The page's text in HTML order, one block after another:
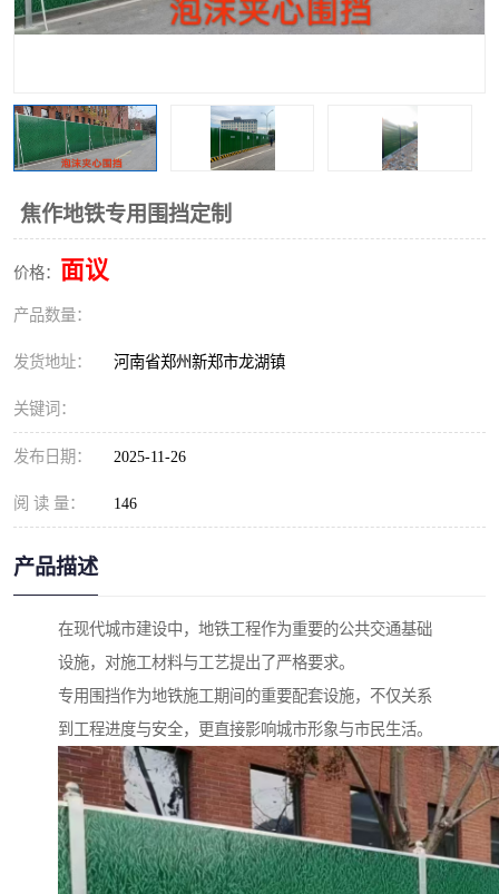
焦作地铁专用围挡定制
价格： 面议
产品数量：
发货地址： 河南省郑州新郑市龙湖镇
关键词：
发布日期： 2025-11-26
阅 读 量： 146
产品描述
在现代城市建设中，地铁工程作为重要的公共交通基础
设施，对施工材料与工艺提出了严格要求。
专用围挡作为地铁施工期间的重要配套设施，不仅关系
到工程进度与安全，更直接影响城市形象与市民生活。